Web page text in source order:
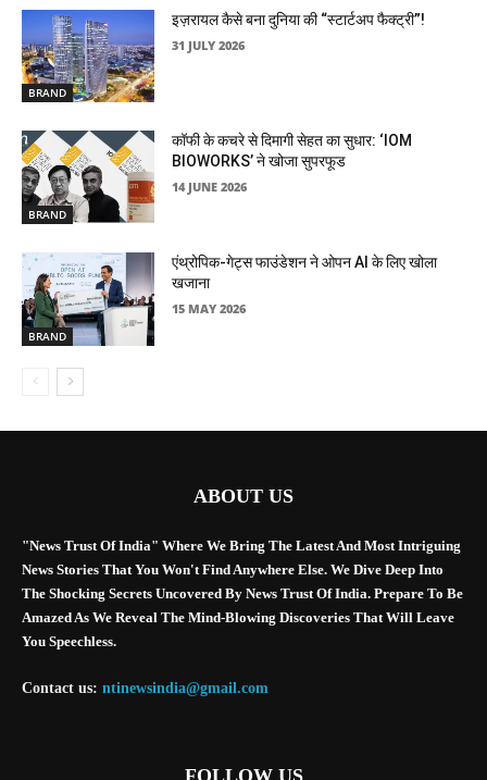
BRAND
इज़रायल कैसे बना दुनिया की “स्टार्टअप फैक्ट्री”!
31 JULY 2026
BRAND
कॉफी के कचरे से दिमागी सेहत का सुधार: ‘IOM
BIOWORKS’ ने खोजा सुपरफूड
14 JUNE 2026
BRAND
एंथ्रोपिक-गेट्स फाउंडेशन ने ओपन AI के लिए खोला
खजाना
15 MAY 2026
ABOUT US
"News Trust Of India" Where We Bring The Latest And Most Intriguing
News Stories That You Won't Find Anywhere Else. We Dive Deep Into
The Shocking Secrets Uncovered By News Trust Of India. Prepare To Be
Amazed As We Reveal The Mind-Blowing Discoveries That Will Leave
You Speechless.
Contact us: ntinewsindia@gmail.com
FOLLOW US